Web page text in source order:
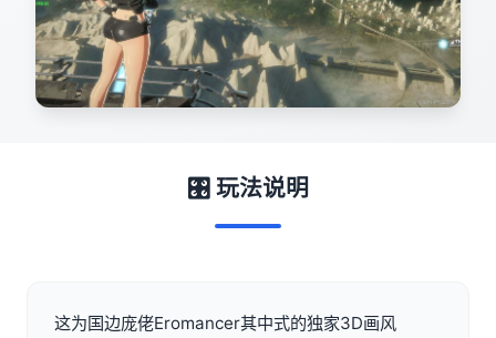
🎛️ 玩法说明
这为国边庞佬Eromancer其中式的独家3D画风